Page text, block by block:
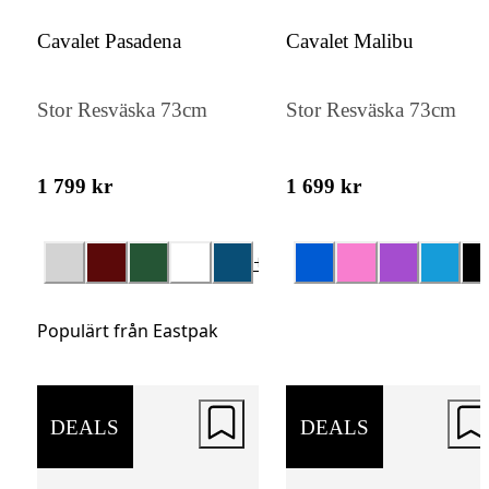
Förutom det stora huvudfacket finns
gör det enkelt att organisera dina
Leatherface M+ både volym och smidighet.
Cavalet Pasadena
Stor Resväska 73cm
1 799 kr
+
Cavalet Malibu
Stor Resväska 73cm
1 699 kr
Populärt från Eastpak
DEALS DEALS